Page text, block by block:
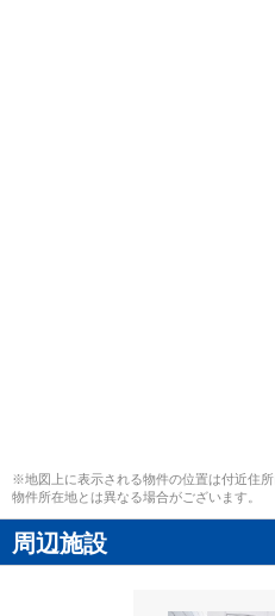
※地図上に表示される物件の位置は付近住
物件所在地とは異なる場合がございます。
周辺施設